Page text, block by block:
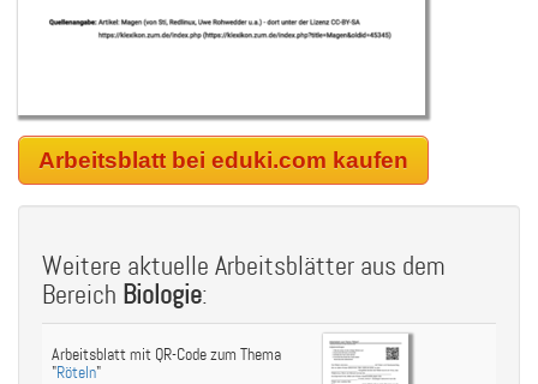
Arbeitsblatt bei eduki.com kaufen
Weitere aktuelle Arbeitsblätter aus dem
Bereich Biologie:
Arbeitsblatt mit QR-Code zum Thema
"Röteln"